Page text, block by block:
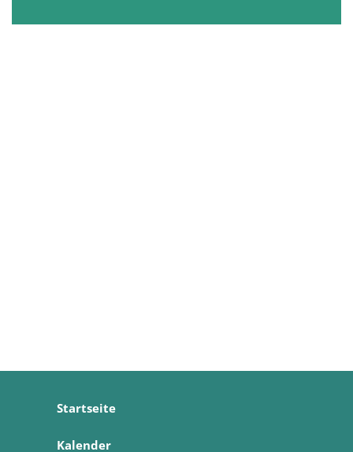
Startseite
Kalender